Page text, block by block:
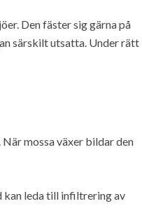
Den fäster sig gärna på
särskilt utsatta. Under rätt
mossa växer bildar den
kan leda till infiltrering av